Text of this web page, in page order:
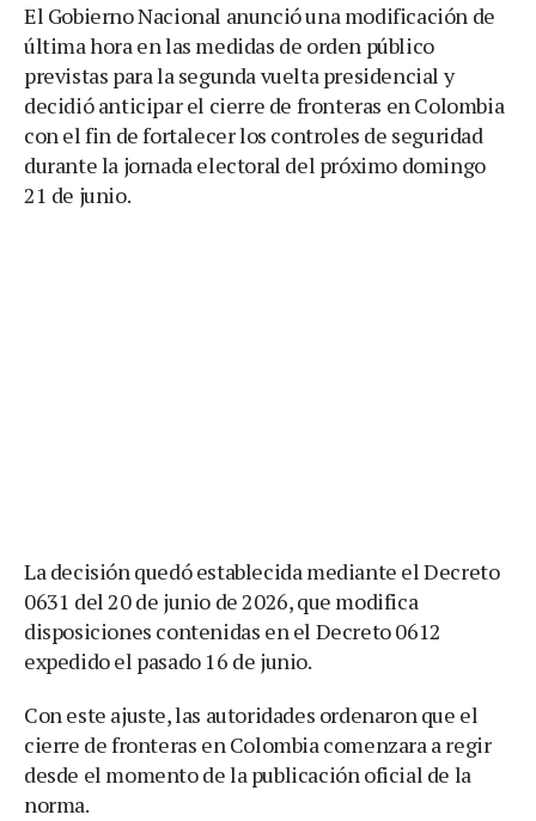
El Gobierno Nacional anunció una modificación de
última hora en las medidas de orden público
previstas para la segunda vuelta presidencial y
decidió anticipar el cierre de fronteras en Colombia
con el fin de fortalecer los controles de seguridad
durante la jornada electoral del próximo domingo
21 de junio.
La decisión quedó establecida mediante el Decreto
0631 del 20 de junio de 2026, que modifica
disposiciones contenidas en el Decreto 0612
expedido el pasado 16 de junio.
Con este ajuste, las autoridades ordenaron que el
cierre de fronteras en Colombia comenzara a regir
desde el momento de la publicación oficial de la
norma.